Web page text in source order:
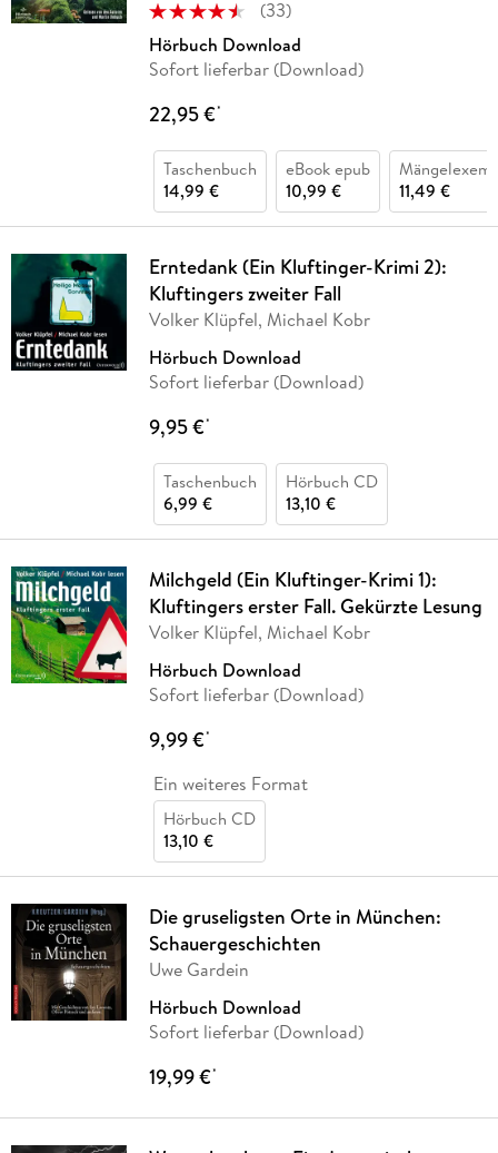
(33)
Hörbuch Download
Sofort lieferbar (Download)
22,95 €*
Taschenbuch
14,99 €
eBook epub
10,99 €
11,49 €
Erntedank (Ein Kluftinger-Krimi 2):
Kluftingers zweiter Fall
Volker Klüpfel, Michael Kobr
Hörbuch Download
Sofort lieferbar (Download)
9,95 €*
Taschenbuch
6,99 €
Hörbuch CD
13,10 €
Milchgeld (Ein Kluftinger-Krimi 1):
Kluftingers erster Fall. Gekürzte Lesung
Volker Klüpfel, Michael Kobr
Hörbuch Download
Sofort lieferbar (Download)
9,99 €*
Ein weiteres Format
Hörbuch CD
13,10 €
Die gruseligsten Orte in München:
Schauergeschichten
Uwe Gardein
Hörbuch Download
Sofort lieferbar (Download)
19,99 €*